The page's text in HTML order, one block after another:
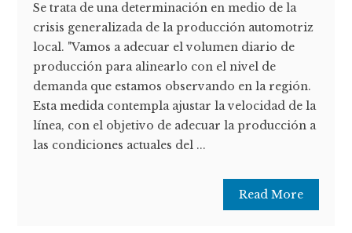
Se trata de una determinación en medio de la
crisis generalizada de la producción automotriz
local. "Vamos a adecuar el volumen diario de
producción para alinearlo con el nivel de
demanda que estamos observando en la región.
Esta medida contempla ajustar la velocidad de la
línea, con el objetivo de adecuar la producción a
las condiciones actuales del ...
Read More